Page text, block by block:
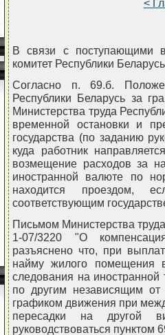
<
В связи с поступающими
комитет Республики
Согласно п. 69.б.
Республики Беларусь за
Министерства труда
временной остановки и
государства (по заданию
куда работник
возмещение расходов за
иностранной валюте по
находится проездом,
соответствующим
Письмом Министерства
1-07/3220 "О
разъяснено что, при
найму жилого помещения
следования на иностранной
по другим независящим от
графиком движения при
пересадки на другой
руководствоваться